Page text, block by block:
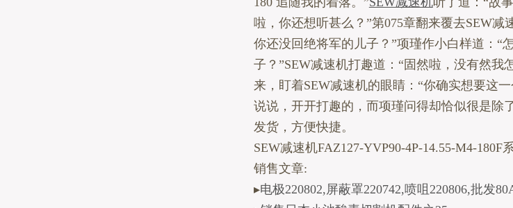
啦，你还想听甚么？”第075章翻来覆去SEW减
你还没回绝将军的儿子？”项瑾作小白样道：“
子？”SEW减速机打趣道：“固然啦，没有然我
来，盯着SEW减速机的眼睛：“你确实想要这
说说，开开打趣的，而项瑾问得却恰似很是除
发货，方便快捷。
SEW减速机FAZ127-YVP90-4P-14.55-M4-
销售文章:
▸电极220802,屏蔽罩220742,喷咀220806,批发